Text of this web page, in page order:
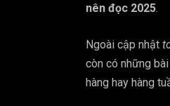
nên đọc 2025.
Ngoài cập nhật
còn có những
hàng hay hàng